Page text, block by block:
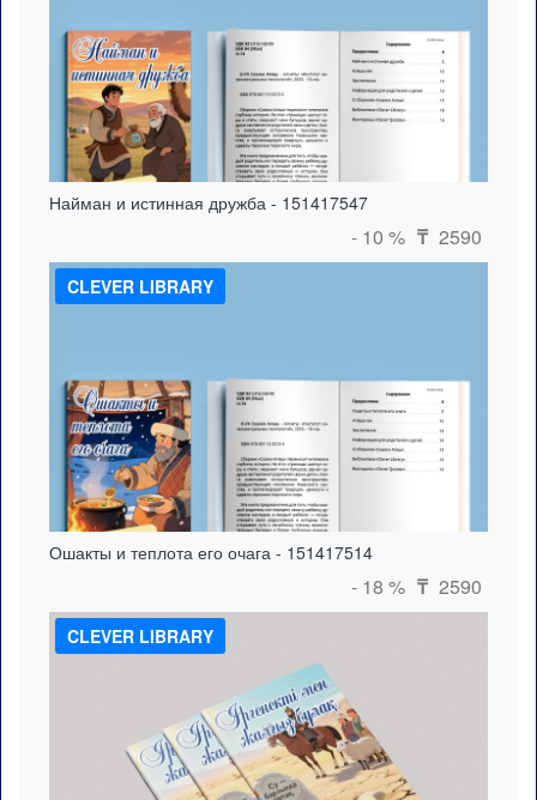
Найман и истинная дружба - 151417547
- 10 % ₸ 2590
CLEVER LIBRARY
Ошакты и теплота его очага - 151417514
- 18 % ₸ 2590
CLEVER LIBRARY